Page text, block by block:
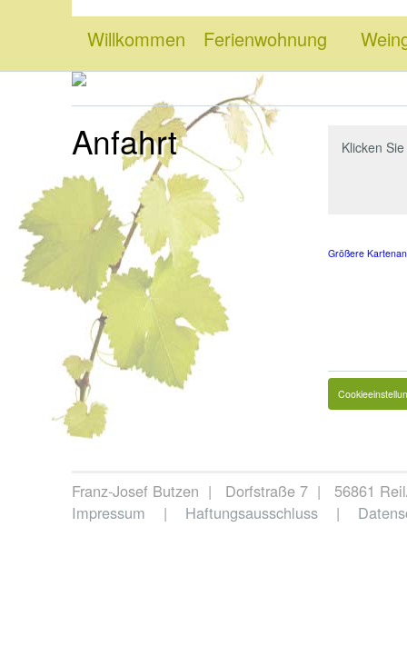
Willkommen Ferienwohnung
Anfahrt Klicken
Größere
Franz-Josef Butzen | Dorfstraße 7 | 56861
Impressum | Haftungsausschluss |